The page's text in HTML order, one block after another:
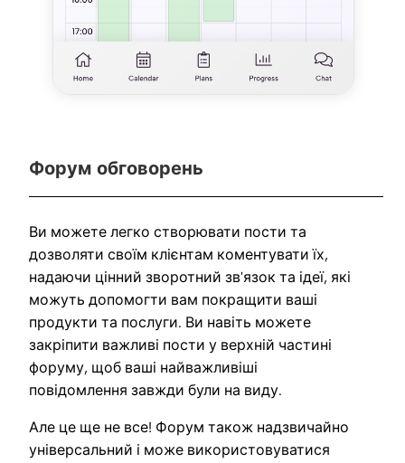
Форум обговорень
Ви можете легко створювати пости та
дозволяти своїм клієнтам коментувати їх,
надаючи цінний зворотний зв'язок та ідеї, які
можуть допомогти вам покращити ваші
продукти та послуги. Ви навіть можете
закріпити важливі пости у верхній частині
форуму, щоб ваші найважливіші
повідомлення завжди були на виду.
Але це ще не все! Форум також надзвичайно
універсальний і може використовуватися